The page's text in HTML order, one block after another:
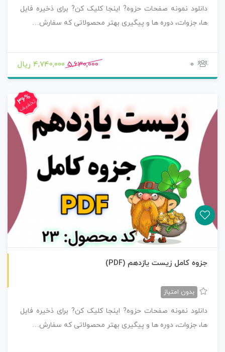
دانلود نمونه صفحات حزوه? اینجا کلیک کن? برای ذخیره فایل
ها، جزوات، دوره ها و پیگیری بهتر محصولاتی که سفارش…
0
5,630,000 4,740,000 ریال
36%
تخفیف
جزوه کامل زیست یازدهم (PDF)
بدون امتیاز
دانلود نمونه صفحات حزوه? اینجا کلیک کن? برای ذخیره فایل
ها، جزوات، دوره ها و پیگیری بهتر محصولاتی که سفارش…